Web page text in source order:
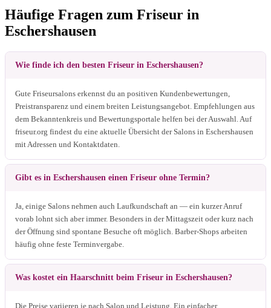
Häufige Fragen zum Friseur in
Eschershausen
Wie finde ich den besten Friseur in Eschershausen?
Gute Friseursalons erkennst du an positiven Kundenbewertungen,
Preistransparenz und einem breiten Leistungsangebot. Empfehlungen aus
dem Bekanntenkreis und Bewertungsportale helfen bei der Auswahl. Auf
friseur.org findest du eine aktuelle Übersicht der Salons in Eschershausen
mit Adressen und Kontaktdaten.
Gibt es in Eschershausen einen Friseur ohne Termin?
Ja, einige Salons nehmen auch Laufkundschaft an — ein kurzer Anruf
vorab lohnt sich aber immer. Besonders in der Mittagszeit oder kurz nach
der Öffnung sind spontane Besuche oft möglich. Barber-Shops arbeiten
häufig ohne feste Terminvergabe.
Was kostet ein Haarschnitt beim Friseur in Eschershausen?
Die Preise variieren je nach Salon und Leistung. Ein einfacher